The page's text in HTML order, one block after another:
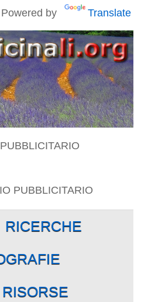
Powered by Translate
PUBBLICITARIO
RICERCHE